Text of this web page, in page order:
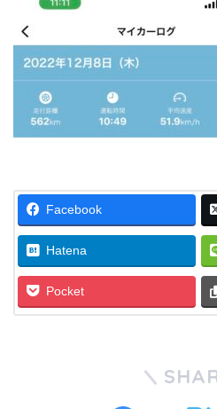
Facebook
Hatena
Pocket